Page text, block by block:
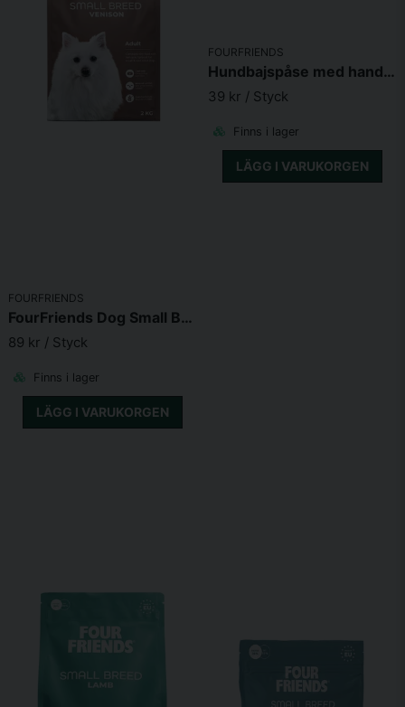
FOURFRIENDS
FourFriends Dog Small Breed Venison
89 kr / Styck
Finns i lager
LÄGG I VARUKORGEN
FOURFRIENDS
Hundbajspåse med handtag 50st (Svart)
39 kr / Styck
Finns i lager
LÄGG I VARUKORGEN